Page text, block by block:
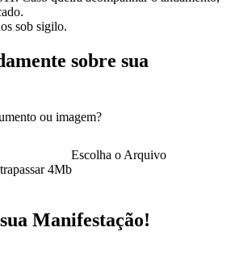
sob sigilo.
sobre sua
ou imagem?
Escolha o Arquivo
4Mb
Manifestação!